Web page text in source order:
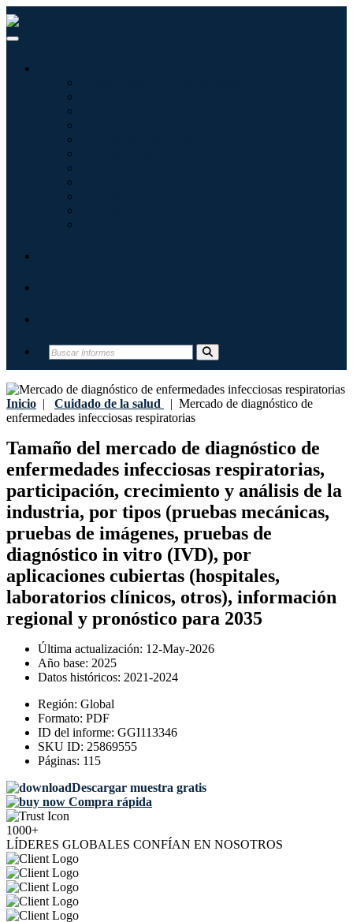
Inicio | Cuidado de la salud | Mercado de diagnóstico de
enfermedades infecciosas respiratorias
Tamaño del mercado de diagnóstico de
enfermedades infecciosas respiratorias,
participación, crecimiento y análisis de la
industria, por tipos (pruebas mecánicas,
pruebas de imágenes, pruebas de
diagnóstico in vitro (IVD), por
aplicaciones cubiertas (hospitales,
laboratorios clínicos, otros), información
regional y pronóstico para 2035
Última actualización: 12-May-2026
Año base: 2025
Datos históricos: 2021-2024
Región: Global
Formato: PDF
ID del informe: GGI113346
SKU ID: 25869555
Páginas: 115
Descargar muestra gratis
Compra rápida
1000+
LÍDERES GLOBALES CONFÍAN EN NOSOTROS